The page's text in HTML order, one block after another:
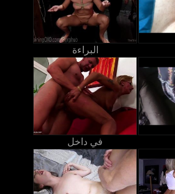
البراءة
في داخل